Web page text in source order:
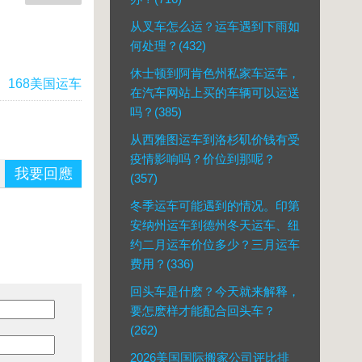
168美国运车
我要回應
从叉车怎么运？运车遇到下雨如
何处理？(432)
休士顿到阿肯色州私家车运车，
在汽车网站上买的车辆可以运送
吗？(385)
从西雅图运车到洛杉矶价钱有受
疫情影响吗？价位到那呢？
(357)
冬季运车可能遇到的情况。印第
安纳州运车到德州冬天运车、纽
约二月运车价位多少？三月运车
费用？(336)
回头车是什麽？今天就来解释，
要怎麽样才能配合回头车？
(262)
2026美国国际搬家公司评比排